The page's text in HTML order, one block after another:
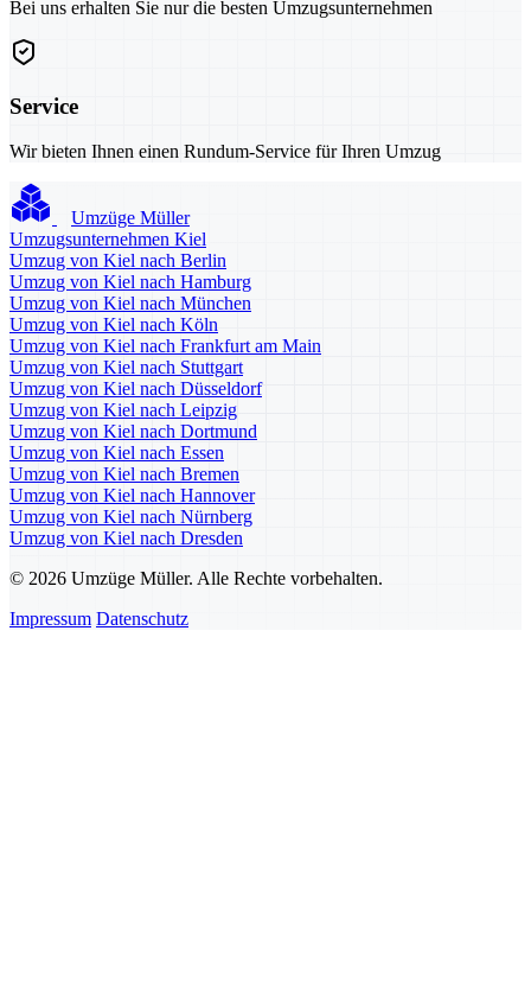
Bei uns erhalten Sie nur die besten Umzugsunternehmen
Service
Wir bieten Ihnen einen Rundum-Service für Ihren Umzug
Umzüge Müller
Umzugsunternehmen Kiel
Umzug von Kiel nach Berlin
Umzug von Kiel nach Hamburg
Umzug von Kiel nach München
Umzug von Kiel nach Köln
Umzug von Kiel nach Frankfurt am Main
Umzug von Kiel nach Stuttgart
Umzug von Kiel nach Düsseldorf
Umzug von Kiel nach Leipzig
Umzug von Kiel nach Dortmund
Umzug von Kiel nach Essen
Umzug von Kiel nach Bremen
Umzug von Kiel nach Hannover
Umzug von Kiel nach Nürnberg
Umzug von Kiel nach Dresden
© 2026 Umzüge Müller. Alle Rechte vorbehalten.
Impressum Datenschutz